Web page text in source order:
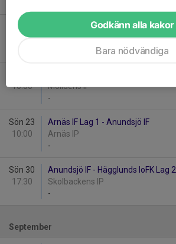
Sön 9
14:00
Själevads IK - Anundsjö IF
Själevads IP
10:00
Molidens IP
-
Sön 23
10:00
Arnäs IF Lag 1 - Anundsjö IF
Arnäs IP
-
Sön 30
17:30
Anundsjö IF - Hägglunds IoFK Lag 2
Skolbackens IP
-
September
Godkänn alla kakor
Bara nödvändiga